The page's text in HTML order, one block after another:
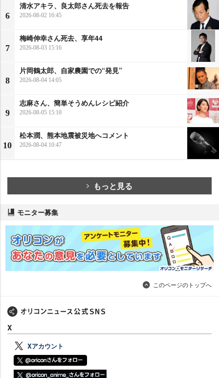
6
清水アキラ、良太郎さん死去を報告
2026-08-02 16:45
7
梅崎伸幸さん死去、享年44
2026-08-03 15:16
8
片岡鶴太郎、自家農園での“発見”
2026-08-04 14:05
9
志麻さん、簡単そうめんレシピ紹介
2026-08-05 15:10
10
松本潤、熊本地震被災地へコメント
2026-08-04 10:47
もっと見る
モニター募集
このページのトップへ
X
Xアカウント